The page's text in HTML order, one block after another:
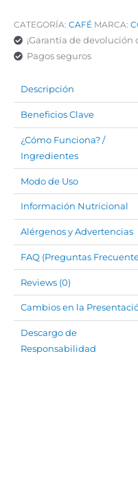
CATEGORÍA: CAFÉ MARCA:
¡Garantía de devolución
Pagos seguros
Descripción
Beneficios Clave
¿Cómo Funciona? /
Ingredientes
Modo de Uso
Información Nutricional
Alérgenos y Advertencias
FAQ (Preguntas
Reviews (0)
Cambios en la
Descargo de
Responsabilidad